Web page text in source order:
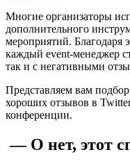
Многие организаторы
дополнительного
мероприятий. Благодаря
каждый event-менеджер
так и с негативными
Представляем вам
хороших отзывов в
конференции.
— О нет, этот